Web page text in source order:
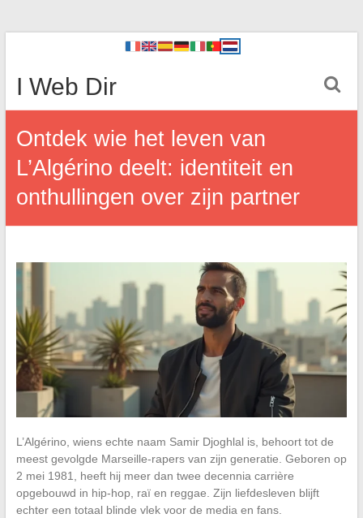
I Web Dir
Ontdek wie het leven van
L’Algérino deelt: identiteit en
onthullingen over zijn partner
L’Algérino, wiens echte naam Samir Djoghlal is, behoort tot de
meest gevolgde Marseille-rapers van zijn generatie. Geboren op
2 mei 1981, heeft hij meer dan twee decennia carrière
opgebouwd in hip-hop, raï en reggae. Zijn liefdesleven blijft
echter een totaal blinde vlek voor de media en fans.